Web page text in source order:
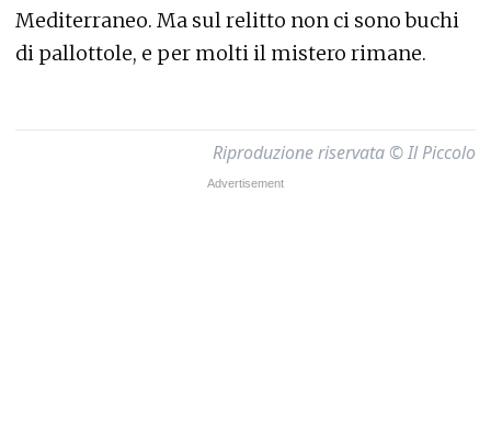
Mediterraneo. Ma sul relitto non ci sono buchi
di pallottole, e per molti il mistero rimane.
Riproduzione riservata © Il Piccolo